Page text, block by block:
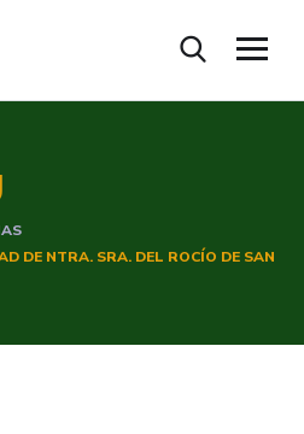
DE NTRA. SRA. DEL ROCÍO DE SAN